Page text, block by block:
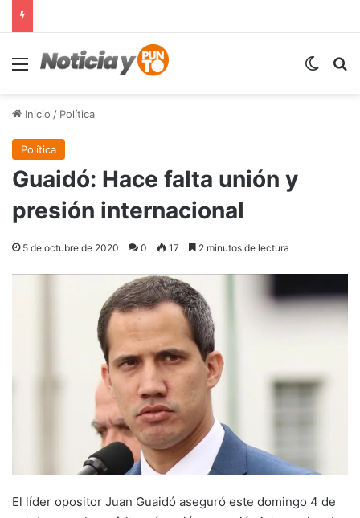
Menú
Inicio / Política
Política
Guaidó: Hace falta unión y
presión internacional
5 de octubre de 2020 0 17 2 minutos de lectura
El líder opositor Juan Guaidó aseguró este domingo 4 de